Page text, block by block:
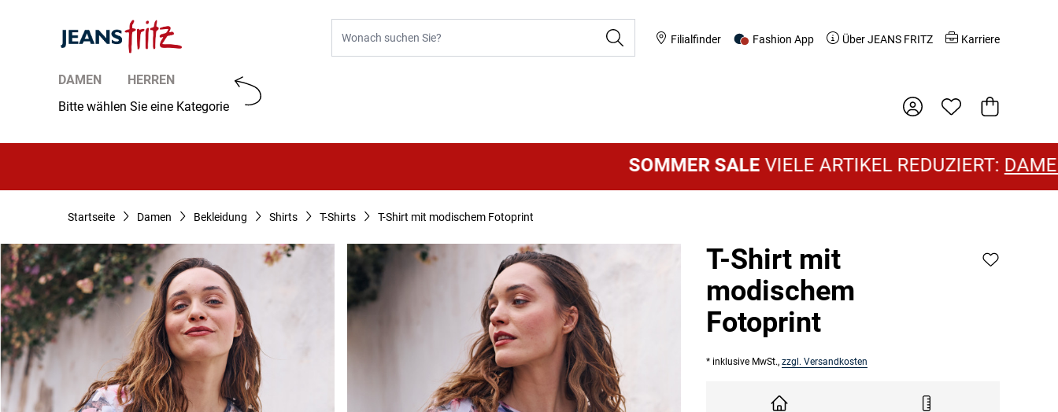
Filialfinder Fashion App Über JEANS FRITZ Karriere
DAMEN
HERREN
Bitte wählen Sie eine Kategorie
Warenkorb
SOMMER SALEVIELE ARTIKEL REDUZIERT:DAMEN SALE
Startseite Damen Bekleidung Shirts T-Shirts T-Shirt mit modischem Fotoprint
T-Shirt mit
modischem
Fotoprint
* inklusive MwSt., zzgl. Versandkosten